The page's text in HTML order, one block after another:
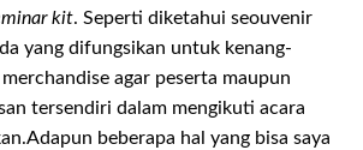
kit. Seperti diketahui seouvenir
yang difungsikan untuk kenang-
agar peserta maupun
tersendiri dalam mengikuti acara
beberapa hal yang bisa saya